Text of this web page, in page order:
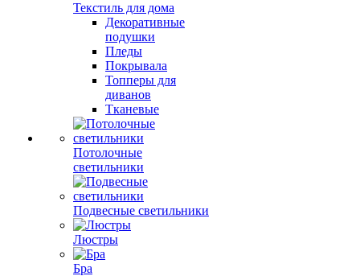
Текстиль для дома
Декоративные
подушки
Пледы
Покрывала
Топперы для
диванов
Тканевые
Потолочные
светильники
Подвесные светильники
Люстры
Бра